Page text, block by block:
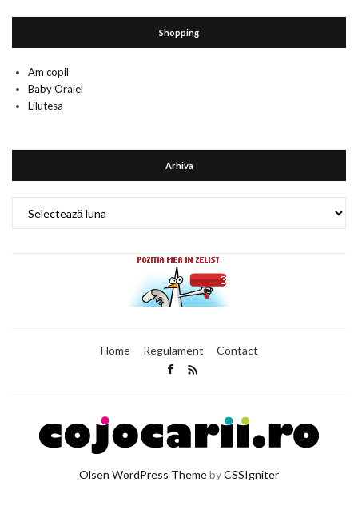
Shopping
Am copil
Baby Orajel
Lilutesa
Arhiva
Home Regulament Contact
Olsen WordPress ThemebyCSSIgniter